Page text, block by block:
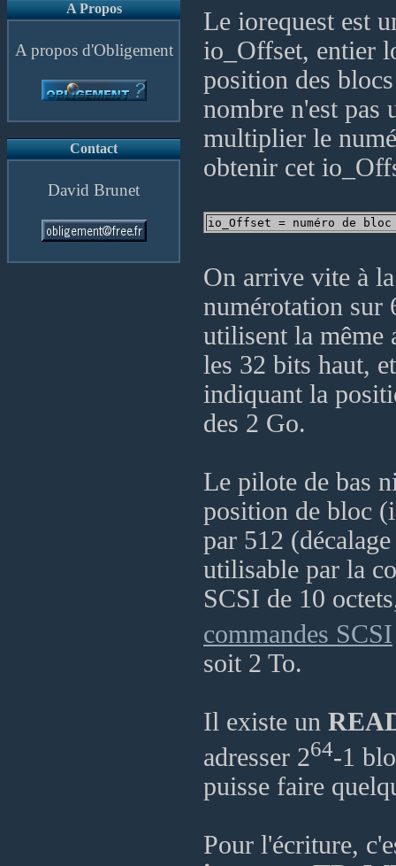
A Propos
A propos d'Obligement
Contact
David Brunet
Le iorequest est
io_Offset, entier
position des
nombre n'est pas
multiplier le
obtenir cet
On arrive vite à
numérotation sur
utilisent la même
les 32 bits haut,
indiquant la
des 2 Go.
Le pilote de bas
position de bloc
par 512
utilisable par la
SCSI de 10
commandes SCSI
soit 2 To.
Il existe un
adresser 264-1
puisse faire
Pour l'écriture,